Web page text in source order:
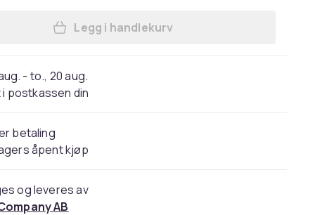
Legg Spenne til 20 mm brede
Legg i handlekurv
- to., 20 aug.
postkassen din
betaling
åpent kjøp
og leveres av
AB